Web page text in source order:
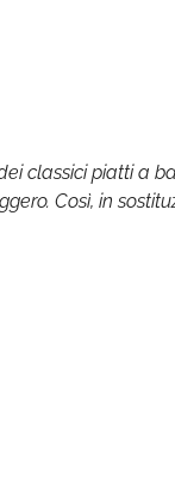
classici piatti a
Così, in